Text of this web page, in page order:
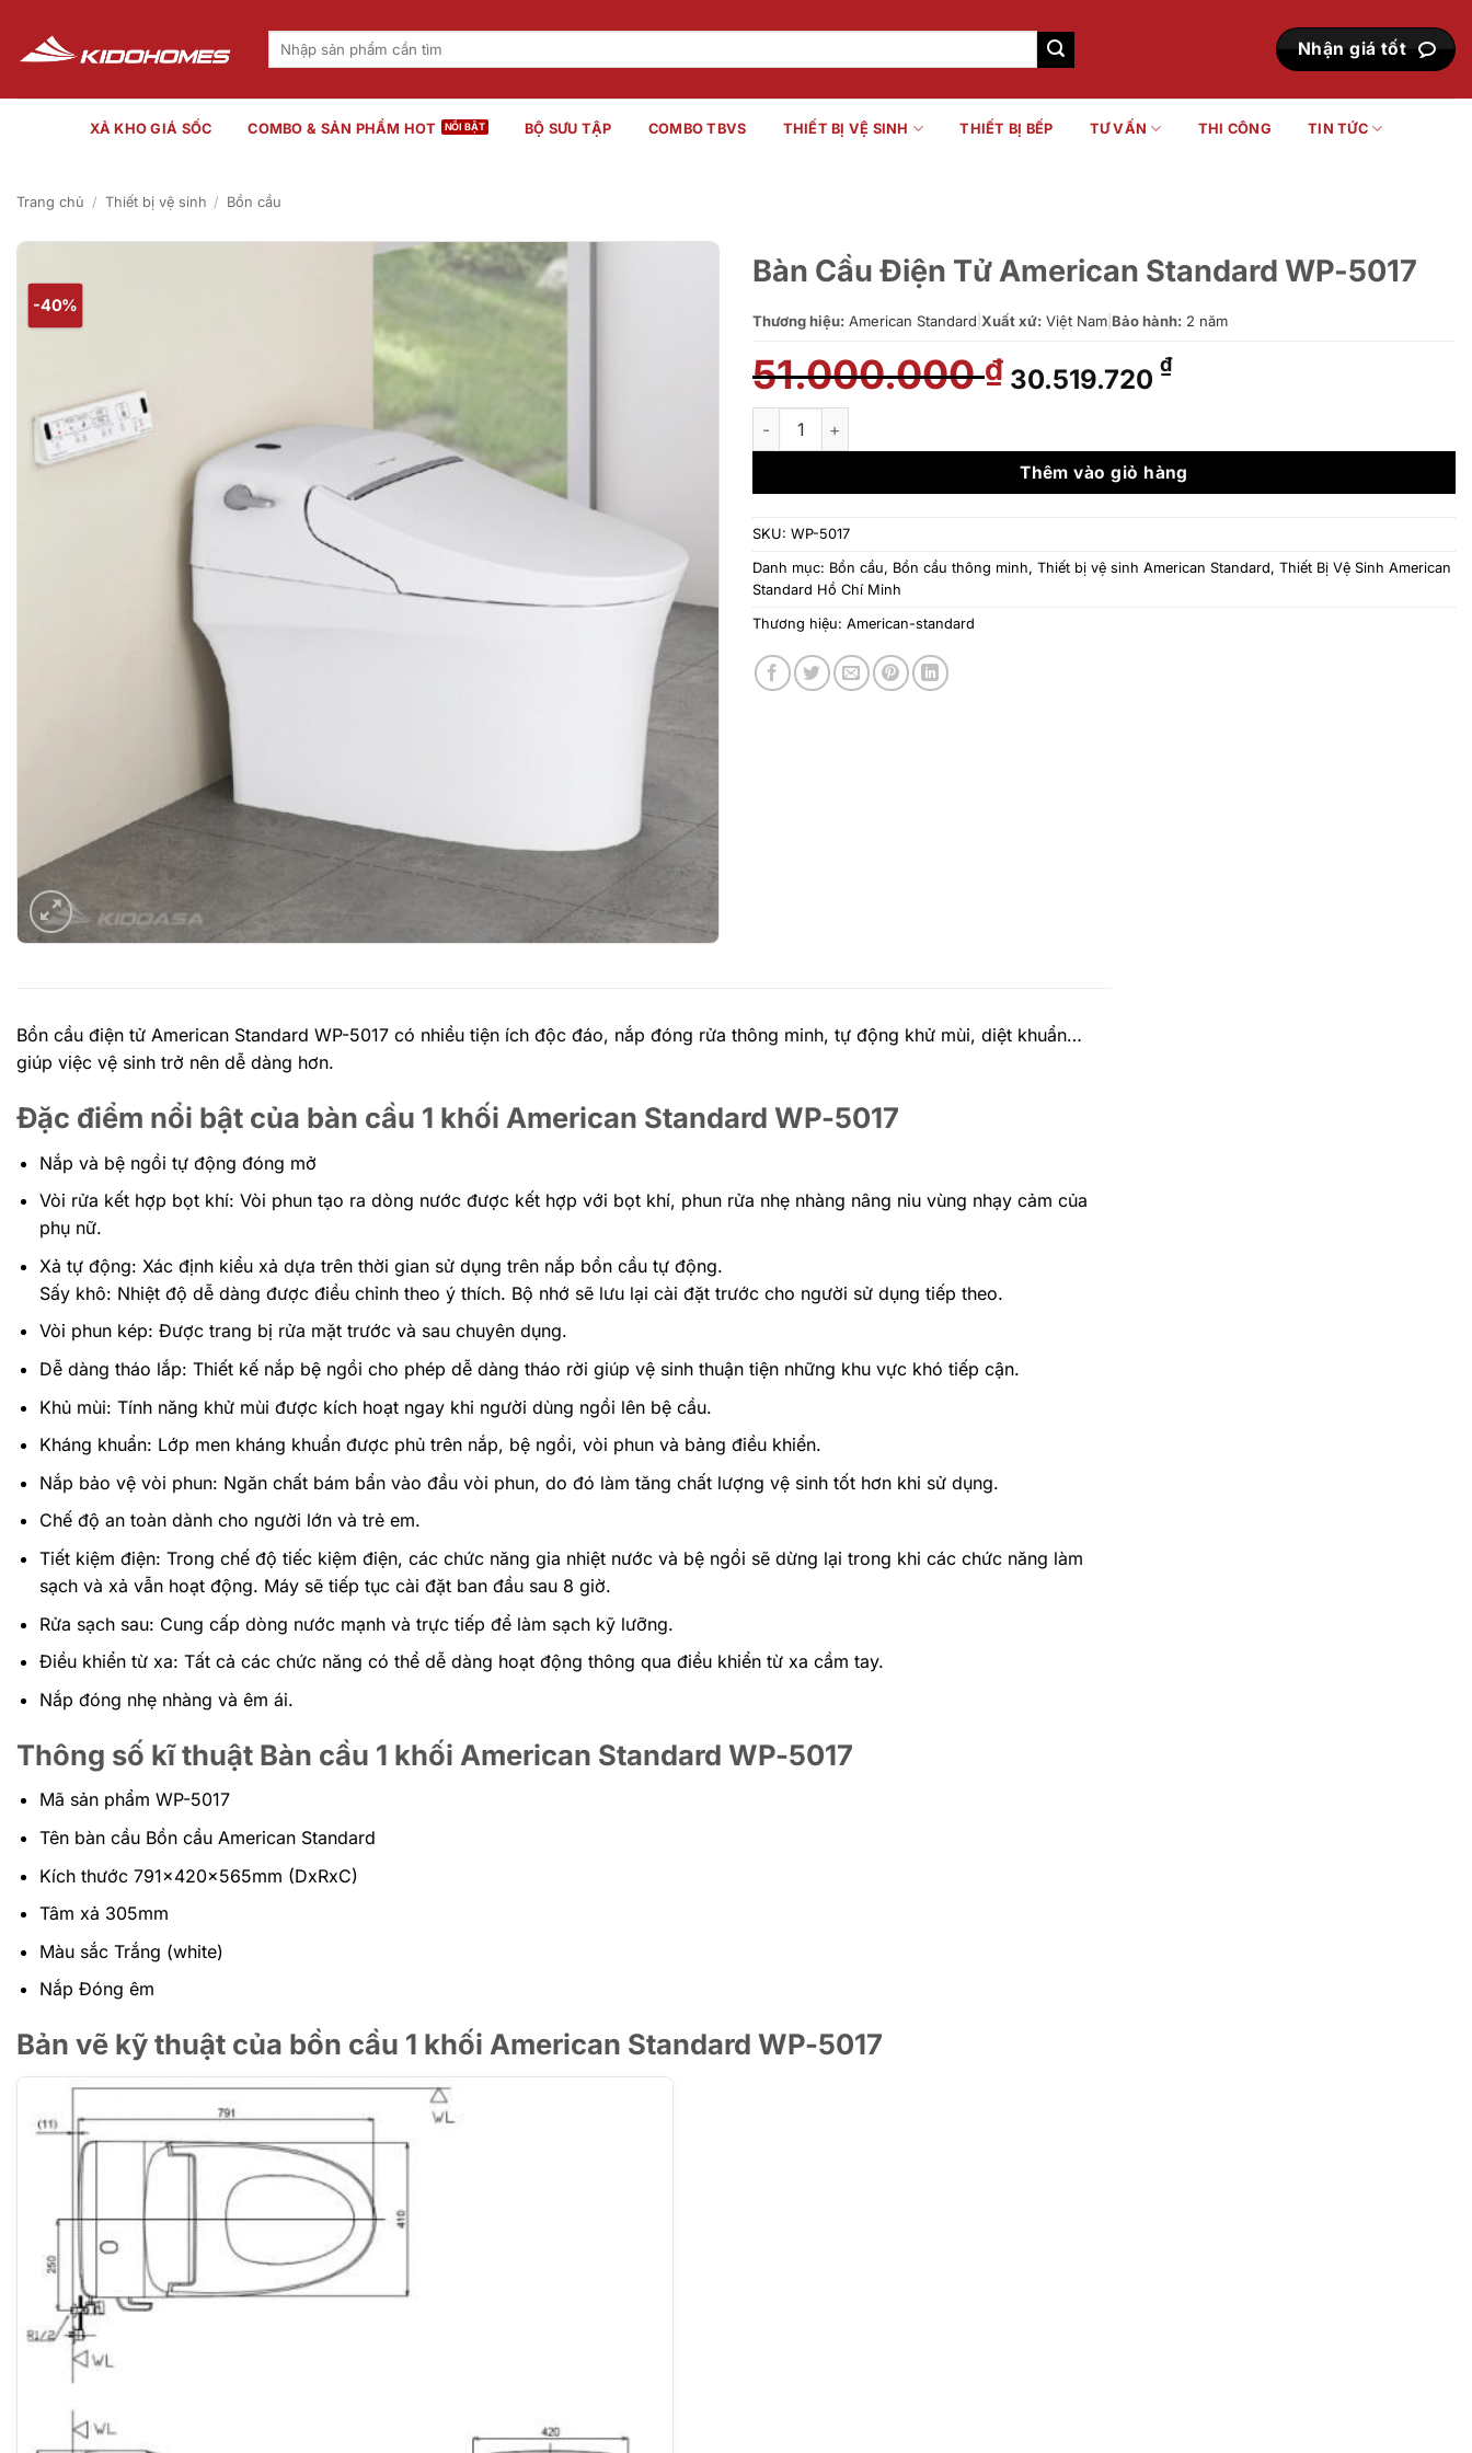
nội
dung
Tìm
Nhận giá tốt
XẢ KHO GIÁ SỐC COMBO & SẢN PHẨM HOT BỘ SƯU TẬP COMBO TBVS THIẾT BỊ VỆ SINH THIẾT BỊ BẾP TƯ VẤN THI CÔNG TIN TỨC
Trang chủ / Thiết bị vệ sinh / Bồn cầu
-40%
Bàn Cầu Điện Tử American Standard WP-5017
Thương hiệu: American Standard Xuất xứ: Việt Nam Bảo hành: 2 năm
51.000.000₫ Giá
gốc
51.000.000 ₫.
30.519.720 ₫Giá
là:
30.519.720 ₫.
Bàn Cầu Điện Tử American Standard WP-5017 số lượng
Thêm vào giỏ hàng
SKU: WP-5017
Danh mục: Bồn cầu, Bồn cầu thông minh, Thiết bị vệ sinh American Standard, Thiết Bị Vệ Sinh American
Standard Hồ Chí Minh
Thương hiệu: American-standard
Bồn cầu điện tử American Standard WP-5017 có nhiều tiện ích độc đáo, nắp đóng rửa thông minh, tự động khử mùi, diệt khuẩn…
giúp việc vệ sinh trở nên dễ dàng hơn.
Đặc điểm nổi bật của bàn cầu 1 khối American Standard WP-5017
Nắp và bệ ngồi tự động đóng mở
Vòi rửa kết hợp bọt khí: Vòi phun tạo ra dòng nước được kết hợp với bọt khí, phun rửa nhẹ nhàng nâng niu vùng nhạy cảm của
phụ nữ.
Xả tự động: Xác định kiểu xả dựa trên thời gian sử dụng trên nắp bồn cầu tự động.
Sấy khô: Nhiệt độ dễ dàng được điều chỉnh theo ý thích. Bộ nhớ sẽ lưu lại cài đặt trước cho người sử dụng tiếp theo.
Vòi phun kép: Được trang bị rửa mặt trước và sau chuyên dụng.
Dễ dàng tháo lắp: Thiết kế nắp bệ ngồi cho phép dễ dàng tháo rời giúp vệ sinh thuận tiện những khu vực khó tiếp cận.
Khủ mùi: Tính năng khử mùi được kích hoạt ngay khi người dùng ngồi lên bệ cầu.
Kháng khuẩn: Lớp men kháng khuẩn được phủ trên nắp, bệ ngồi, vòi phun và bảng điều khiển.
Nắp bảo vệ vòi phun: Ngăn chất bám bẩn vào đầu vòi phun, do đó làm tăng chất lượng vệ sinh tốt hơn khi sử dụng.
Chế độ an toàn dành cho người lớn và trẻ em.
Tiết kiệm điện: Trong chế độ tiếc kiệm điện, các chức năng gia nhiệt nước và bệ ngồi sẽ dừng lại trong khi các chức năng làm
sạch và xả vẫn hoạt động. Máy sẽ tiếp tục cài đặt ban đầu sau 8 giờ.
Rửa sạch sau: Cung cấp dòng nước mạnh và trực tiếp để làm sạch kỹ lưỡng.
Điều khiển từ xa: Tất cả các chức năng có thể dễ dàng hoạt động thông qua điều khiển từ xa cầm tay.
Nắp đóng nhẹ nhàng và êm ái.
Thông số kĩ thuật Bàn cầu 1 khối American Standard WP-5017
Mã sản phẩm WP-5017
Tên bàn cầu Bồn cầu American Standard
Kích thước 791x420x565mm (DxRxC)​
Tâm xả 305mm
Màu sắc Trắng (white)
Nắp Đóng êm
Bản vẽ kỹ thuật của bồn cầu 1 khối American Standard WP-5017